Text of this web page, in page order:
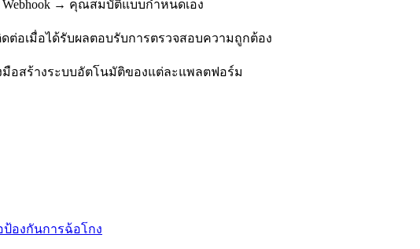
→ คุณสมบัติแบบกำหนดเอง
ต่อเมื่อได้รับผลตอบรับการตรวจสอบความถูกต้อง
งมือสร้างระบบอัตโนมัติของแต่ละแพลตฟอร์ม
องกันการฉ้อโกง